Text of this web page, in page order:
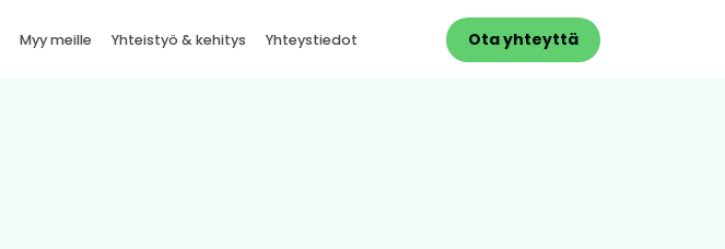
Myy meille Yhteistyö & kehitys Yhteystiedot Ota yhteyttä